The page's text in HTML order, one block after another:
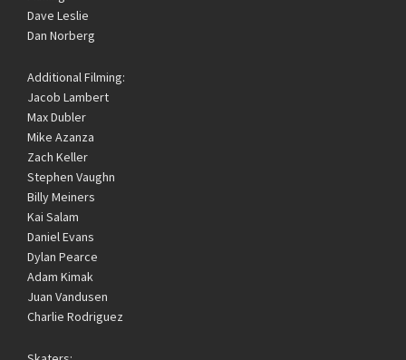
Dave Leslie
Dan Norberg
Additional Filming:
Jacob Lambert
Max Dubler
Mike Azanza
Zach Keller
Stephen Vaughn
Billy Meiners
Kai Salam
Daniel Evans
Dylan Pearce
Adam Kimak
Juan Vandusen
Charlie Rodriguez